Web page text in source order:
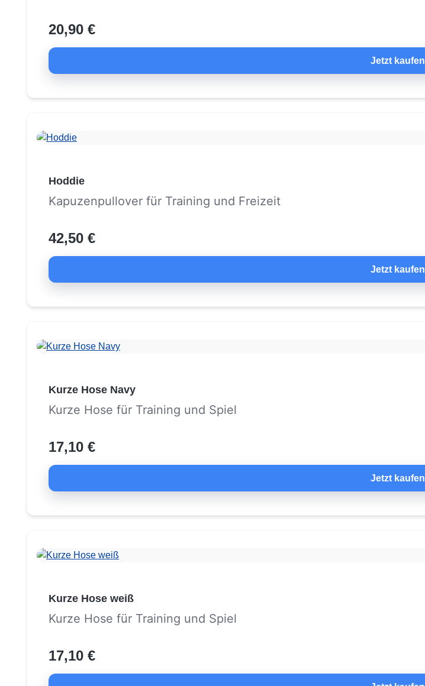
20,90 €
Jetzt kaufen
Hoddie
Kapuzenpullover für Training und Freizeit
42,50 €
Jetzt kaufen
Kurze Hose Navy
Kurze Hose für Training und Spiel
17,10 €
Jetzt kaufen
Kurze Hose weiß
Kurze Hose für Training und Spiel
17,10 €